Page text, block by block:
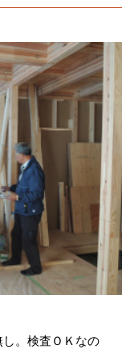
。検査ＯＫなの